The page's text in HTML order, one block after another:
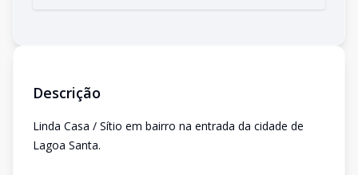
Descrição
Linda Casa / Sítio em bairro na entrada da cidade de
Lagoa Santa.